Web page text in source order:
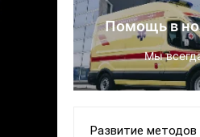
Помощь в
Мы
Развитие методов